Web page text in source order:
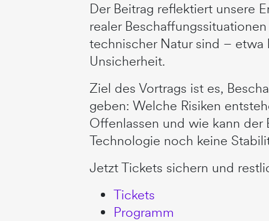
Der Beitrag reflektiert unsere
realer
technischer Natur sind – etwa
Unsicherheit.
Ziel des Vortrags ist es,
geben: Welche Risiken
Offenlassen und wie kann
Technologie noch keine
Jetzt Tickets sichern und
Tickets
Programm